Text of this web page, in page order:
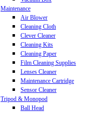
Maintenance
Air Blower
Cleaning Cloth
Clever Cleaner
Cleaning Kits
Cleaning Paper
Film Cleaning Supplies
Lenses Cleaner
Maintenance Cartridge
Sensor Cleaner
Tripod & Monopod
Ball Head